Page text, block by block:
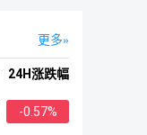
更多
24H涨跌幅
-0.57%